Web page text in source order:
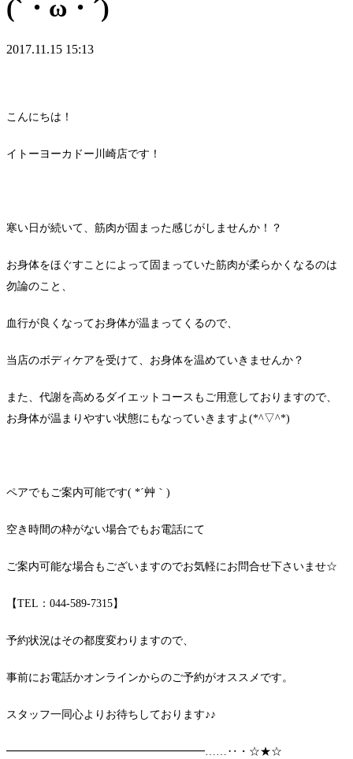
(`・ω・´)
2017.11.15 15:13
こんにちは！
イトーヨーカドー川崎店です！
寒い日が続いて、筋肉が固まった感じがしませんか！？
お身体をほぐすことによって固まっていた筋肉が柔らかくなるのは
勿論のこと、
血行が良くなってお身体が温まってくるので、
当店のボディケアを受けて、お身体を温めていきませんか？
また、代謝を高めるダイエットコースもご用意しておりますので、
お身体が温まりやすい状態にもなっていきますよ(*^▽^*)
ペアでもご案内可能です( *´艸｀)
空き時間の枠がない場合でもお電話にて
ご案内可能な場合もございますのでお気軽にお問合せ下さいませ☆
【TEL：044-589-7315】
予約状況はその都度変わりますので、
事前にお電話かオンラインからのご予約がオススメです。
スタッフ一同心よりお待ちしております♪♪
━━━━━━━━━━━━━━━━━━……‥・☆★☆